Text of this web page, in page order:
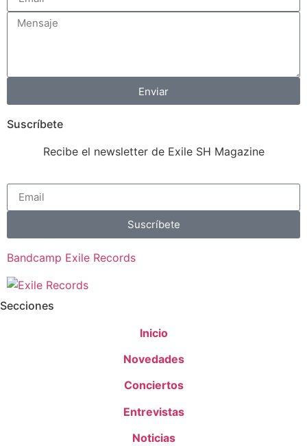
Enviar
Suscríbete
Recibe el newsletter de Exile SH Magazine
Suscríbete
Bandcamp Exile Records
Secciones
Inicio
Novedades
Conciertos
Entrevistas
Noticias